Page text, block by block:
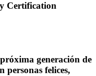
Certification
generación de
personas felices,